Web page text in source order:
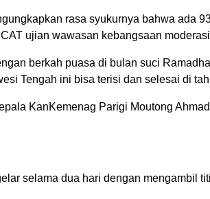
rasa syukurnya bahwa ada
ujian wawasan kebangsaan
berkah puasa di bulan suci
Tengah ini bisa terisi dan selesai di
KanKemenag Parigi Moutong
selama dua hari dengan mengambil